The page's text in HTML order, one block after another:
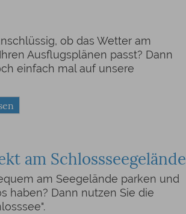
ob das Wetter am
Ausflugsplänen passt? Dann
einfach mal auf unsere
am Schlossseegelände
am Seegelände parken und
haben? Dann nutzen Sie die